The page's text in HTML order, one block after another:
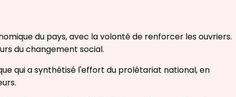
du pays, avec la volonté de renforcer les ouvriers.
du changement social.
qui a synthétisé l'effort du prolétariat national, en